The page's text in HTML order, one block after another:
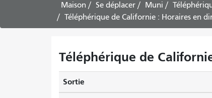
Maison Se déplacer Muni
Téléphérique de Californie : Horaires en
Téléphérique de
Sortie